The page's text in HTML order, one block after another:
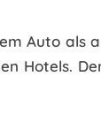
Auto als
Hotels.